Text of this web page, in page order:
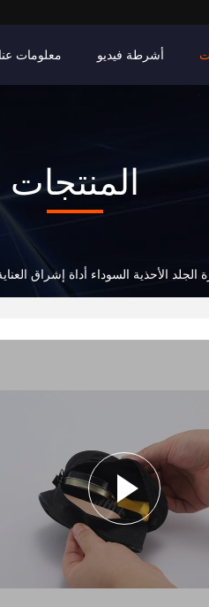
أشرطة فيديو معلومات عنا
المنتجات
الجلد الأحذية السوداء أداة إشراق